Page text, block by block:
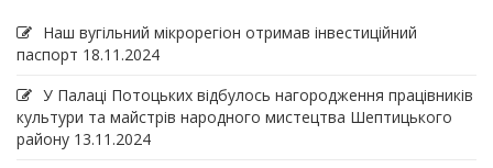
Наш вугільний мікрорегіон отримав інвеcтиційний
паспорт 18.11.2024
У Палаці Потоцьких відбулось нагородження працівників
культури та майстрів народного мистецтва Шептицького
району 13.11.2024